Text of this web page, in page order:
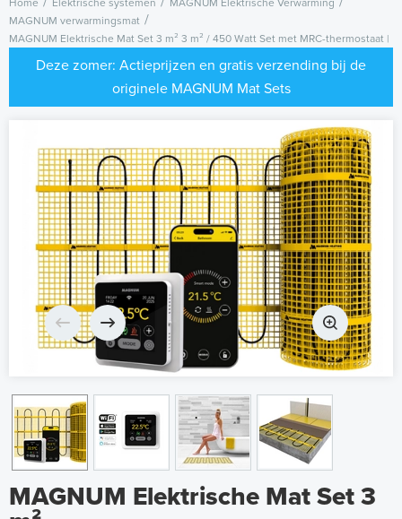
Home Elektrische systemen
MAGNUM Elektrische Verwarming
MAGNUM verwarmingsmat
MAGNUM Elektrische Mat Set 3 m² 3 m² / 450 Watt Set met MRC-thermostaat |
Deze zomer: Actieprijzen en gratis verzending bij de
originele MAGNUM Mat Sets
MAGNUM Elektrische Mat Set 3